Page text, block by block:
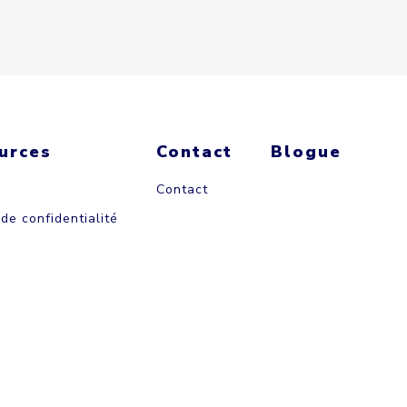
confidentialité
Contact
Contact
Blogue